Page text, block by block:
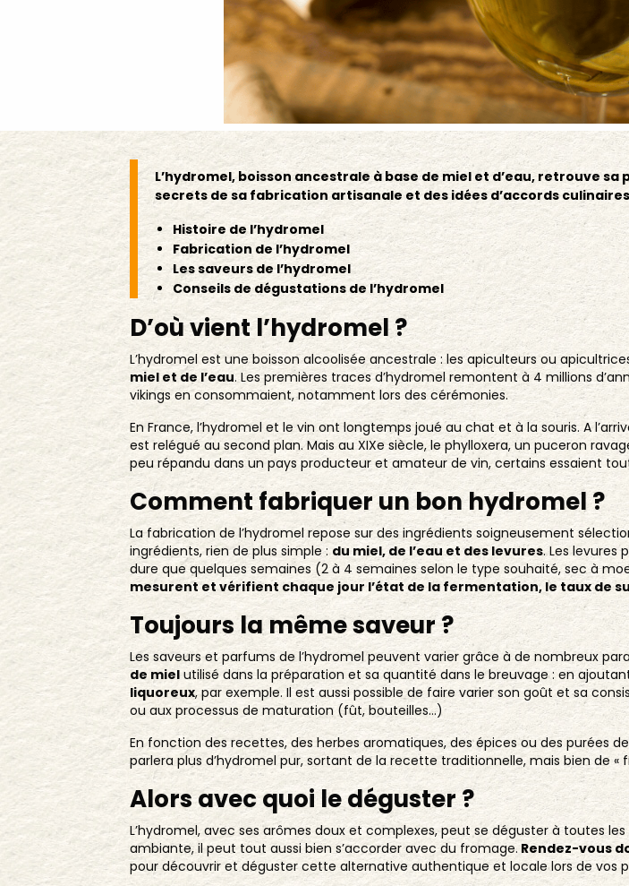
L’hydromel, boisson ancestrale à base de miel et d’eau, retrouve
secrets de sa fabrication artisanale et des idées d’accords
Histoire de l’hydromel
Fabrication de l’hydromel
Les saveurs de l’hydromel
Conseils de dégustations de l’hydromel
D’où vient l’hydromel ?
L’hydromel est une boisson alcoolisée ancestrale : les apiculteurs ou
miel et de l’eau. Les premières traces d’hydromel remontent à 4 millions
vikings en consommaient, notamment lors des cérémonies.
En France, l’hydromel et le vin ont longtemps joué au chat et à la souris. A
est relégué au second plan. Mais au XIXe siècle, le phylloxera, un puceron
peu répandu dans un pays producteur et amateur de vin, certains essaient
Comment fabriquer un bon hydromel ?
La fabrication de l’hydromel repose sur des ingrédients soigneusement
ingrédients, rien de plus simple : du miel, de l’eau et des levures. Les levures
dure que quelques semaines (2 à 4 semaines selon le type souhaité, sec à
mesurent et vérifient chaque jour l’état de la fermentation, le taux de
Toujours la même saveur ?
Les saveurs et parfums de l’hydromel peuvent varier grâce à de nombreux
de mielutilisé dans la préparation et sa quantité dans le breuvage : en
liquoreux, par exemple. Il est aussi possible de faire varier son goût et sa
ou aux processus de maturation (fût, bouteilles…)
En fonction des recettes, des herbes aromatiques, des épices ou des purées
parlera plus d’hydromel pur, sortant de la recette traditionnelle, mais bien de «
Alors avec quoi le déguster ?
L’hydromel, avec ses arômes doux et complexes, peut se déguster à toutes
ambiante, il peut tout aussi bien s’accorder avec du fromage. Rendez-vous
pour découvrir et déguster cette alternative authentique et locale lors de vos